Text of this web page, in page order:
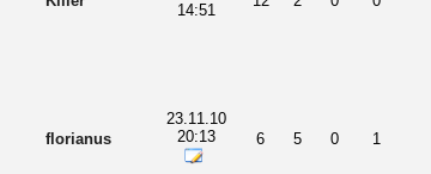
14:51
florianus
23.11.10
20:13
6 5 0 1